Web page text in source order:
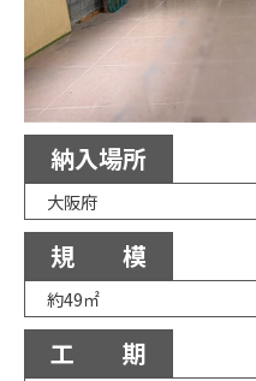
納入場所
大阪府
規 模
約49㎡
工 期